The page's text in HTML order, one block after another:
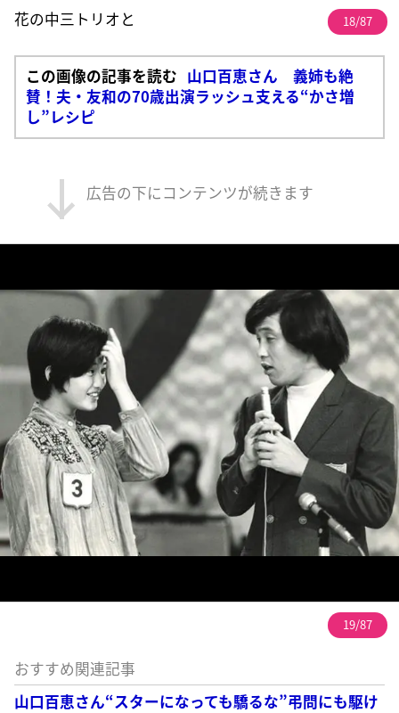
花の中三トリオと 18/87
この画像の記事を読む 山口百恵さん 義姉も絶
賛！夫・友和の70歳出演ラッシュ支える“かさ増
し”レシピ
広告の下にコンテンツが続きます
19/87
おすすめ関連記事
山口百恵さん“スターになっても驕るな”弔問にも駆け